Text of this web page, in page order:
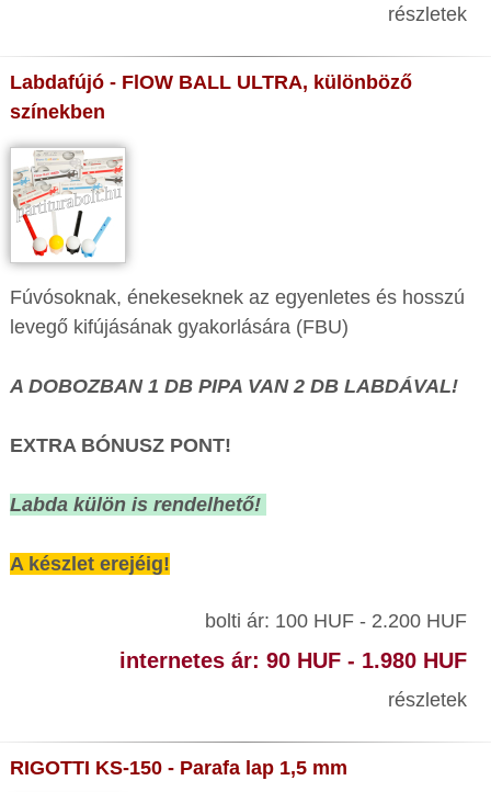
részletek
Labdafújó - FlOW BALL ULTRA, különböző
színekben
Fúvósoknak, énekeseknek az egyenletes és hosszú
levegő kifújásának gyakorlására (FBU)
A DOBOZBAN 1 DB PIPA VAN 2 DB LABDÁVAL!
EXTRA BÓNUSZ PONT!
Labda külön is rendelhető!
A készlet erejéig!
bolti ár: 100 HUF - 2.200 HUF
internetes ár: 90 HUF - 1.980 HUF
részletek
RIGOTTI KS-150 - Parafa lap 1,5 mm